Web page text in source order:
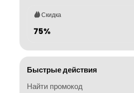
Скидка
75%
Быстрые действия
Найти промокод